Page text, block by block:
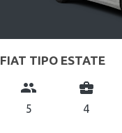
FIAT TIPO ESTATE
group
5
business_center
4